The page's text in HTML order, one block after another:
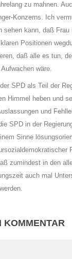
zu mahnen.
Konzerns. Ich
sehen kann, daß Frau
Positionen
daß alle es tun,
wäre.
SPD als Teil der
Himmel heben und
und
SPD in der
Sinne
zumindest in den
auch mal
KOMMENTAR